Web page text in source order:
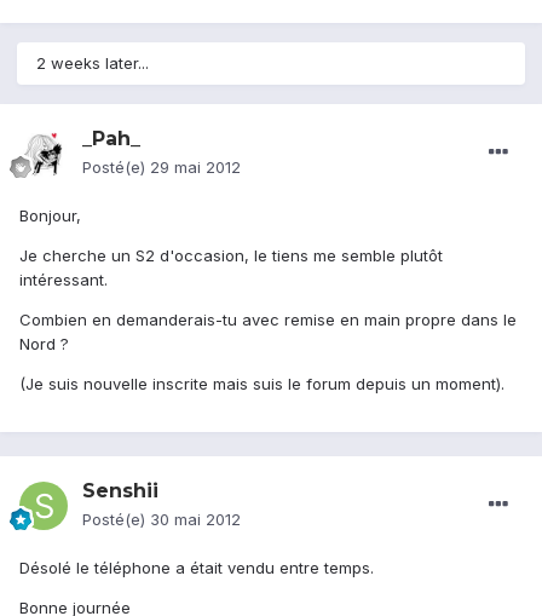
2 weeks later...
_Pah_
Posté(e) 29 mai 2012
Bonjour,
Je cherche un S2 d'occasion, le tiens me semble plutôt
intéressant.
Combien en demanderais-tu avec remise en main propre dans le
Nord ?
(Je suis nouvelle inscrite mais suis le forum depuis un moment).
Senshii
Posté(e) 30 mai 2012
Désolé le téléphone a était vendu entre temps.
Bonne journée